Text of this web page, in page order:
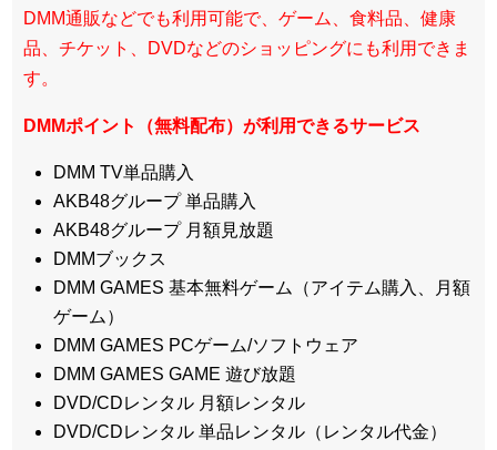
DMM通販などでも利用可能で、ゲーム、食料品、健康
品、チケット、DVDなどのショッピングにも利用できま
す。
DMMポイント（無料配布）が利用できるサービス
DMM TV単品購入
AKB48グループ 単品購入
AKB48グループ 月額見放題
DMMブックス
DMM GAMES 基本無料ゲーム（アイテム購入、月額
ゲーム）
DMM GAMES PCゲーム/ソフトウェア
DMM GAMES GAME 遊び放題
DVD/CDレンタル 月額レンタル
DVD/CDレンタル 単品レンタル（レンタル代金）